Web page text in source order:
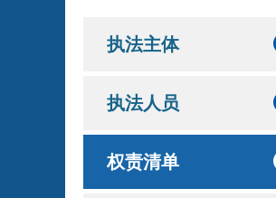
执法主体
执法人员
权责清单